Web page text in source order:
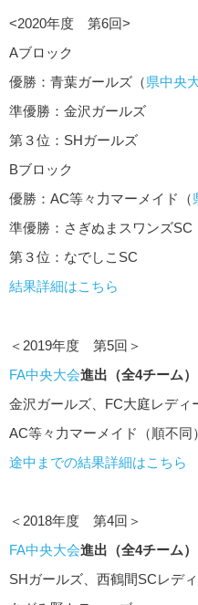
<2020年度 第6回>
Aブロック
優勝：青葉ガールズ（県中央
準優勝：金沢ガールズ
第３位：SHガールズ
Bブロック
優勝：AC等々力マーメイド（
準優勝：さぎぬまスワンズSC
第３位：なでしこSC
結果詳細はこちら
＜2019年度 第5回＞
FA中央大会進出（全4チーム）
金沢ガールズ、FC大庭レディ
AC等々力マーメイド（順不同）
途中までの結果詳細はこちら
＜2018年度 第4回＞
FA中央大会進出（全4チーム）
SHガールズ、西鶴間SCレデ